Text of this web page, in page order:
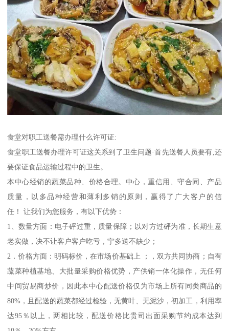
食堂对职工送餐需办理什么许可证:
食堂职工送餐办理许可证这关系到了卫生问题·首先送餐人员要有,还
要保证食品运输过程中的卫生。
本中心经销的蔬菜品种、价格合理。中心，重信用、守合同、产品
质量，以多品种经营和薄利多销的原则，赢得了广大客户的信
任！ 让我们为您服务，有以下优势：
1、数量方面：电子砰过重，质量保障；以对方过砰为准，长期生意
老实做，决不让客户客户吃亏，宁多送不缺少；
2．价格方面：明码标价，在市场价基础上 ；，双方共同协商；自有
蔬菜种植基地、大批量采购价格优势，产供销一体化操作，无任何
中间贸易商炒价，因此本中心配送价格仅为市场上所有同类商品的
80%，且配送的蔬菜都经过检验，无黄叶、无泥沙，初加工，利用率
达95％以上，两相比较，配送价格比贵司出面采购节约成本达到